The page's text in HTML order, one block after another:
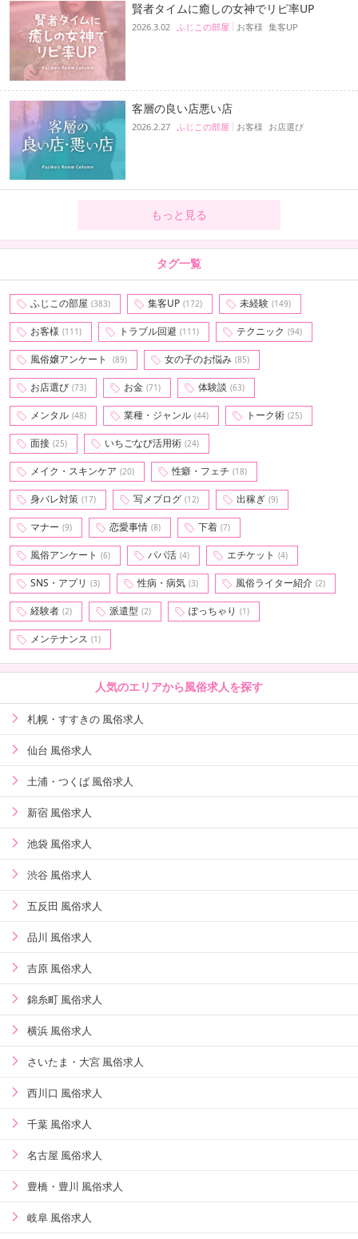
賢者タイムに癒しの女神でリピ率UP
2026.3.02 ふじこの部屋 お客様 集客UP
客層の良い店悪い店
2026.2.27 ふじこの部屋 お客様 お店選び
もっと見る
タグ一覧
ふじこの部屋 (383) 集客UP (172) 未経験 (149)
お客様 (111) トラブル回避 (111) テクニック (94)
風俗嬢アンケート (89) 女の子のお悩み (85)
お店選び (73) お金 (71) 体験談 (63)
メンタル (48) 業種・ジャンル (44) トーク術 (25)
面接 (25) いちごなび活用術 (24)
メイク・スキンケア (20) 性癖・フェチ (18)
身バレ対策 (17) 写メブログ (12) 出稼ぎ (9)
マナー (9) 恋愛事情 (8) 下着 (7)
風俗アンケート (6) パパ活 (4) エチケット (4)
SNS・アプリ (3) 性病・病気 (3) 風俗ライター紹介 (2)
経験者 (2) 派遣型 (2) ぽっちゃり (1)
メンテナンス (1)
人気のエリアから風俗求人を探す
札幌・すすきの 風俗求人
仙台 風俗求人
土浦・つくば 風俗求人
新宿 風俗求人
池袋 風俗求人
渋谷 風俗求人
五反田 風俗求人
品川 風俗求人
吉原 風俗求人
錦糸町 風俗求人
横浜 風俗求人
さいたま・大宮 風俗求人
西川口 風俗求人
千葉 風俗求人
名古屋 風俗求人
豊橋・豊川 風俗求人
岐阜 風俗求人